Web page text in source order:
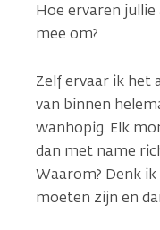
Hoe ervaren jullie
mee om?
Zelf ervaar ik het
van binnen
wanhopig. Elk
dan met name
Waarom? Denk
moeten zijn en